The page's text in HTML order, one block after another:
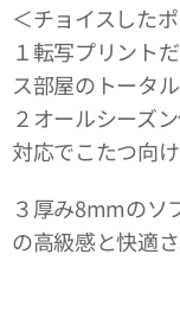
＜チョイスした
１転写プリント
ス部屋のトータ
２オールシーズ
対応でこたつ向
３厚み8mmのソ
の高級感と快適さ